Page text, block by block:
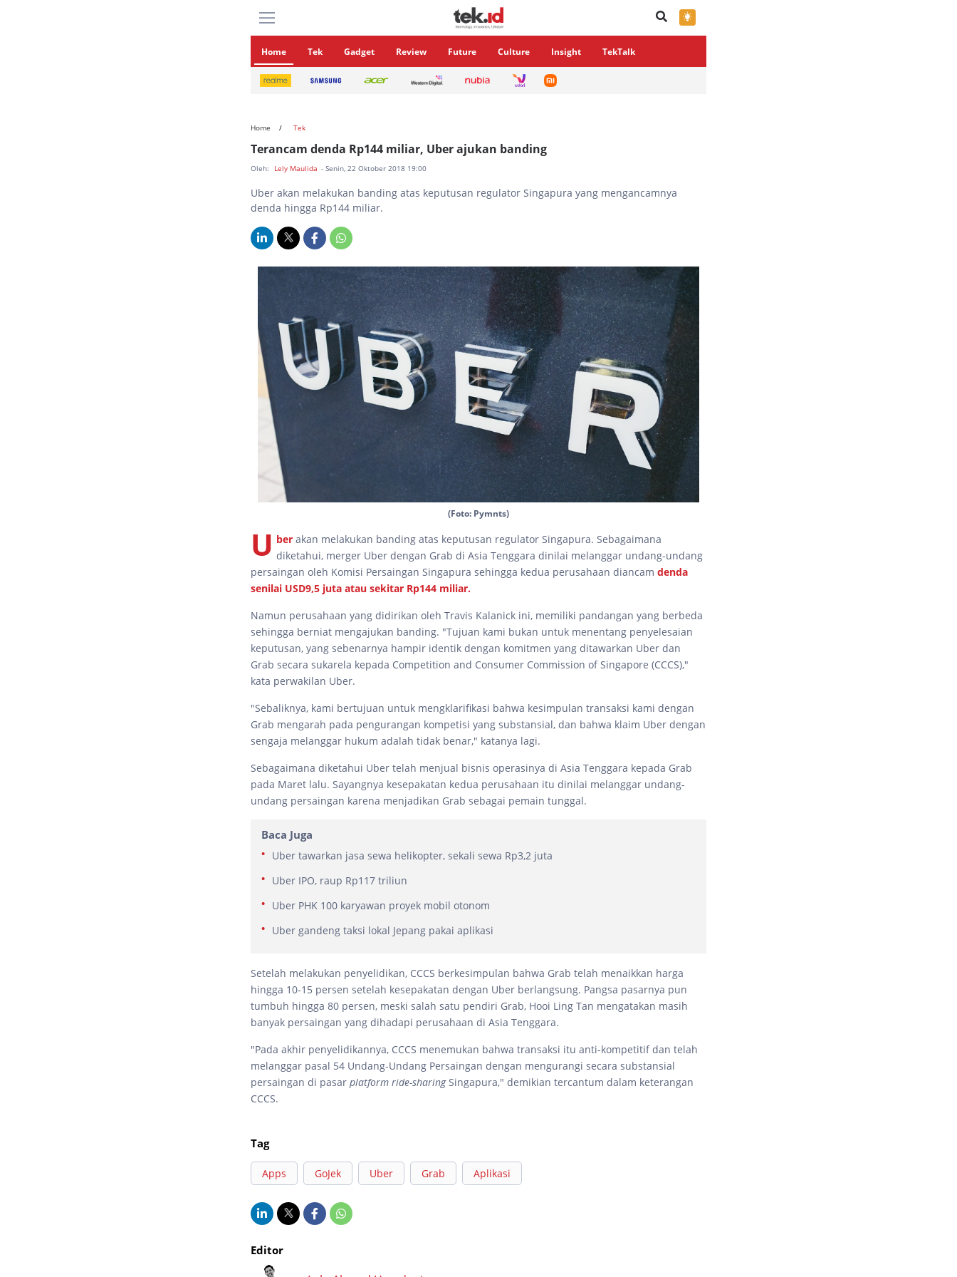
×
Home Tek Gadget Review Future Culture Insight TekTalk
Home Tek
Terancam denda Rp144 miliar, Uber ajukan banding
Oleh: Lely Maulida - Senin, 22 Oktober 2018 19:00
Uber akan melakukan banding atas keputusan regulator Singapura yang mengancamnya
denda hingga Rp144 miliar.
(Foto: Pymnts)
U ber akan melakukan banding atas keputusan regulator Singapura. Sebagaimana
diketahui, merger Uber dengan Grab di Asia Tenggara dinilai melanggar undang-undang
persaingan oleh Komisi Persaingan Singapura sehingga kedua perusahaan diancam denda
senilai USD9,5 juta atau sekitar Rp144 miliar.
Namun perusahaan yang didirikan oleh Travis Kalanick ini, memiliki pandangan yang berbeda
sehingga berniat mengajukan banding. "Tujuan kami bukan untuk menentang penyelesaian
keputusan, yang sebenarnya hampir identik dengan komitmen yang ditawarkan Uber dan
Grab secara sukarela kepada Competition and Consumer Commission of Singapore (CCCS),"
kata perwakilan Uber.
"Sebaliknya, kami bertujuan untuk mengklarifikasi bahwa kesimpulan transaksi kami dengan
Grab mengarah pada pengurangan kompetisi yang substansial, dan bahwa klaim Uber dengan
sengaja melanggar hukum adalah tidak benar," katanya lagi.
Sebagaimana diketahui Uber telah menjual bisnis operasinya di Asia Tenggara kepada Grab
pada Maret lalu. Sayangnya kesepakatan kedua perusahaan itu dinilai melanggar undang-
undang persaingan karena menjadikan Grab sebagai pemain tunggal.
Baca Juga
Uber tawarkan jasa sewa helikopter, sekali sewa Rp3,2 juta
Uber IPO, raup Rp117 triliun
Uber PHK 100 karyawan proyek mobil otonom
Uber gandeng taksi lokal Jepang pakai aplikasi
Setelah melakukan penyelidikan, CCCS berkesimpulan bahwa Grab telah menaikkan harga
hingga 10-15 persen setelah kesepakatan dengan Uber berlangsung. Pangsa pasarnya pun
tumbuh hingga 80 persen, meski salah satu pendiri Grab, Hooi Ling Tan mengatakan masih
banyak persaingan yang dihadapi perusahaan di Asia Tenggara.
"Pada akhir penyelidikannya, CCCS menemukan bahwa transaksi itu anti-kompetitif dan telah
melanggar pasal 54 Undang-Undang Persaingan dengan mengurangi secara substansial
persaingan di pasar platform ride-sharingSingapura," demikian tercantum dalam keterangan
CCCS.
Tag
Apps GoJek Uber Grab Aplikasi
Editor